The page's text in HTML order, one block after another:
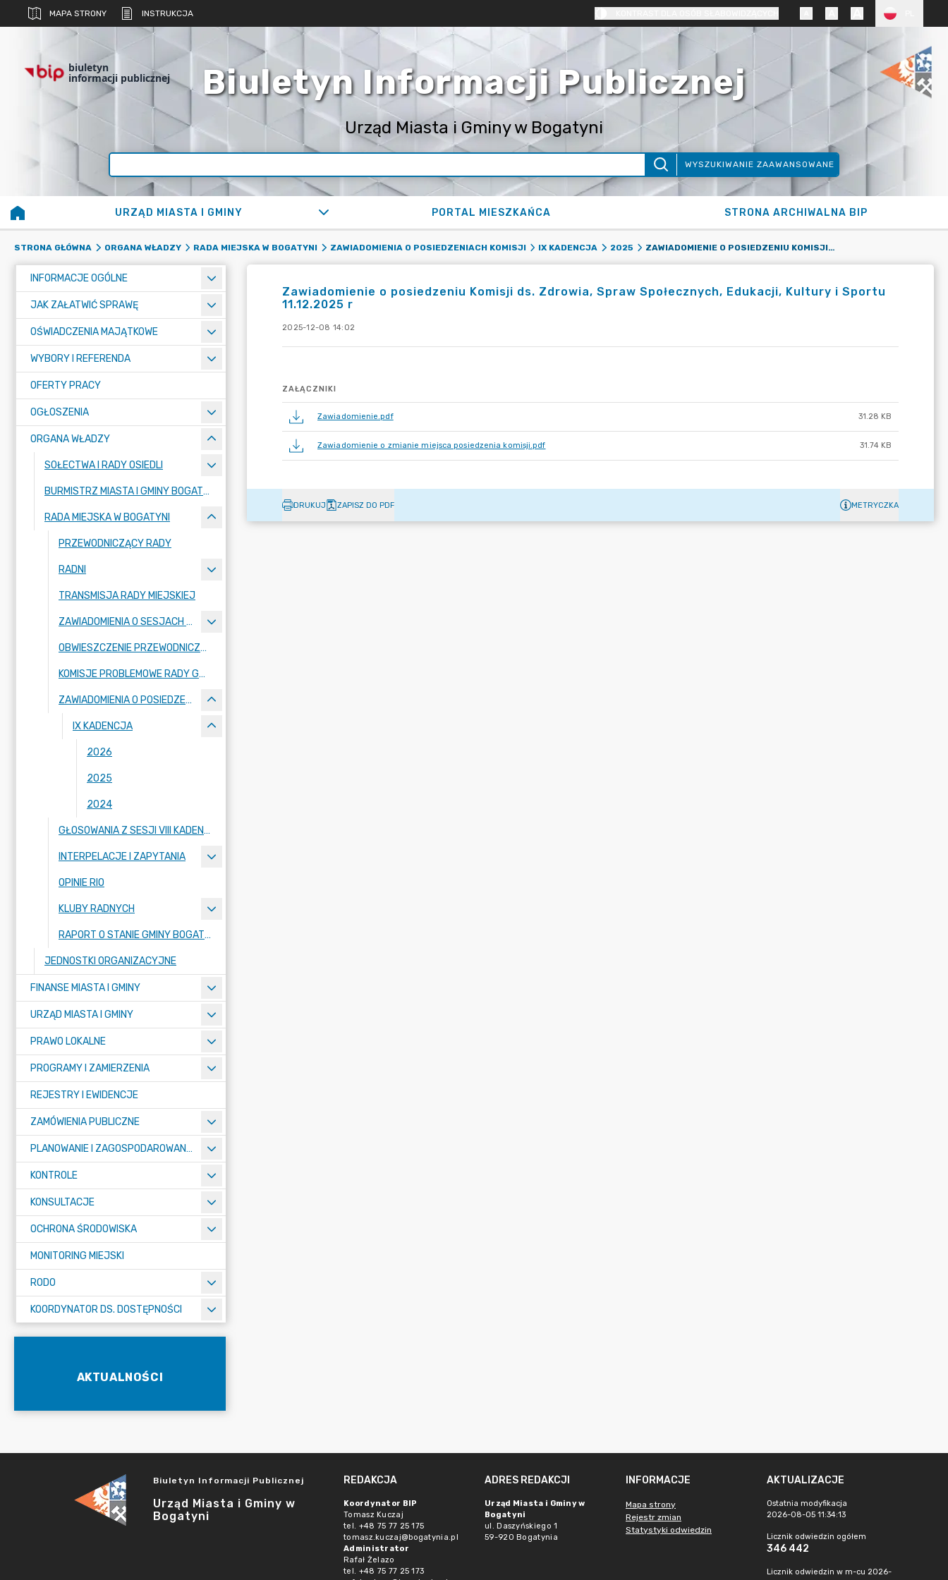
MAPA STRONY INSTRUKCJA
biuletyn
informacji publicznej Biuletyn Informacji Publicznej
Urząd Miasta i Gminy w Bogatyni
WYSZUKIWANIE ZAAWANSOWANE
URZĄD MIASTA I GMINY PORTAL MIESZKAŃCA STRONA ARCHIWALNA BIP
STRONA GŁÓWNA ORGANA WŁADZY RADA MIEJSKA W BOGATYNI ZAWIADOMIENIA O POSIEDZENIACH KOMISJI IX KADENCJA 2025 ZAWIADOMIENIE O POSIEDZENIU KOMISJI DS. ZDROWIA, SPRAW SPOŁECZNYCH, EDUKACJI, KULTURY I SPORTU 11.12.2025 R
INFORMACJE OGÓLNE
JAK ZAŁATWIĆ SPRAWĘ
OŚWIADCZENIA MAJĄTKOWE
WYBORY I REFERENDA
OFERTY PRACY
OGŁOSZENIA
ORGANA WŁADZY
SOŁECTWA I RADY OSIEDLI
BURMISTRZ MIASTA I GMINY BOGATYNIA
RADA MIEJSKA W BOGATYNI
PRZEWODNICZĄCY RADY
RADNI
TRANSMISJA RADY MIEJSKIEJ
ZAWIADOMIENIA O SESJACH RADY MIEJSKIEJ
OBWIESZCZENIE PRZEWODNICZĄCEGO RADY MIEJSKIEJ
KOMISJE PROBLEMOWE RADY GMINY
ZAWIADOMIENIA O POSIEDZENIACH KOMISJI
IX KADENCJA
2026
2025
2024
GŁOSOWANIA Z SESJI VIII KADENCJI
INTERPELACJE I ZAPYTANIA
OPINIE RIO
KLUBY RADNYCH
RAPORT O STANIE GMINY BOGATYNIA
JEDNOSTKI ORGANIZACYJNE
FINANSE MIASTA I GMINY
URZĄD MIASTA I GMINY
PRAWO LOKALNE
PROGRAMY I ZAMIERZENIA
REJESTRY I EWIDENCJE
ZAMÓWIENIA PUBLICZNE
PLANOWANIE I ZAGOSPODAROWANIE PRZESTRZENNE
KONTROLE
KONSULTACJE
OCHRONA ŚRODOWISKA
MONITORING MIEJSKI
RODO
KOORDYNATOR DS. DOSTĘPNOŚCI
AKTUALNOŚCI
Zawiadomienie o posiedzeniu Komisji ds. Zdrowia, Spraw Społecznych, Edukacji, Kultury i Sportu
11.12.2025 r
2025-12-08 14:02
ZAŁĄCZNIKI
Zawiadomienie.pdf 31.28 KB
Zawiadomienie o zmianie miejsca posiedzenia komisji.pdf 31.74 KB
DRUKUJ ZAPISZ DO PDF METRYCZKA
Biuletyn Informacji Publicznej
Urząd Miasta i Gminy w
Bogatyni
REDAKCJA
Koordynator BIP
Tomasz Kuczaj
tel. +48 75 77 25 175
tomasz.kuczaj@bogatynia.pl
Administrator
Rafał Żelazo
tel. +48 75 77 25 173
ADRES REDAKCJI
Urząd Miasta i Gminy w
Bogatyni
ul. Daszyńskiego 1
59-920 Bogatynia
INFORMACJE
Mapa strony
Rejestr zmian
Statystyki odwiedzin
AKTUALIZACJE
Ostatnia modyfikacja
2026-08-05 11:34:13
Licznik odwiedzin ogółem
346 442
Licznik odwiedzin w m-cu 2026-